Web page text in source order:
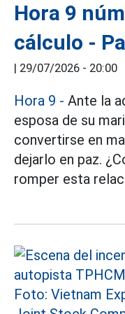
Hora 9
cálculo -
| 29/07/2026 - 20:00
Hora 9 - Ante la
esposa de su
convertirse en
dejarlo en paz.
romper esta